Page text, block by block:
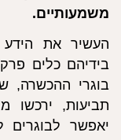
משמעותיים.
העשיר את הידע
בידיהם כלים
בוגרי ההכשרה,
תביעות, ירכשו
יאפשר